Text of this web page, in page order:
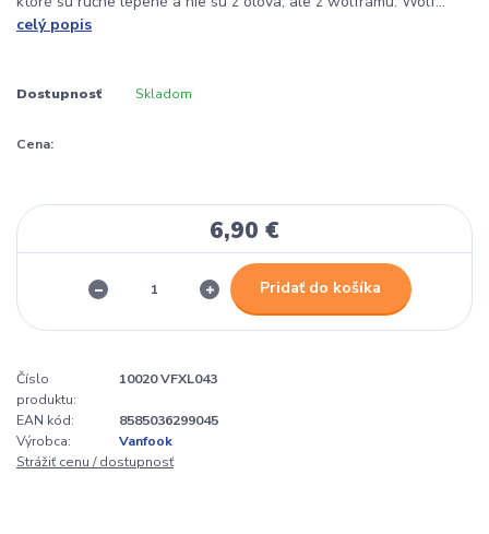
celý popis
Dostupnosť Skladom
Cena:
6,90 €
Pridať do košíka
Číslo
produktu:
10020 VFXL043
EAN kód:
8585036299045
Výrobca:
Vanfook
Strážiť cenu / dostupnosť